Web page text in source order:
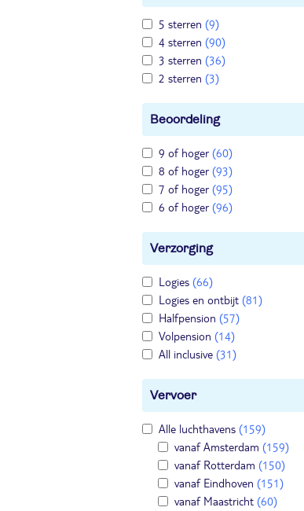
5 sterren (9)
4 sterren (90)
3 sterren (36)
2 sterren (3)
Beoordeling
9 of hoger(60)
8 of hoger(93)
7 of hoger(95)
6 of hoger(96)
Verzorging
Logies (66)
Logies en ontbijt (81)
Halfpension (57)
Volpension (14)
All inclusive (31)
Vervoer
Alle luchthavens (159)
vanaf Amsterdam (159)
vanaf Rotterdam (150)
vanaf Eindhoven (151)
vanaf Maastricht (60)